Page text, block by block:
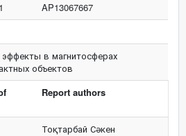
AP13067667
в магнитосферах
объектов
Report authors
Тоқтарбай Сәкен